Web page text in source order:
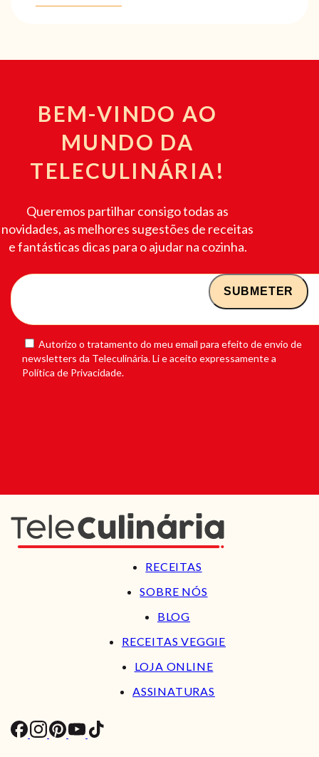
BEM-VINDO AO
MUNDO DA
TELECULINÁRIA!
Queremos partilhar consigo todas as
novidades, as melhores sugestões de receitas
e fantásticas dicas para o ajudar na cozinha.
Autorizo o tratamento do meu email para efeito de envio de
newsletters da Teleculinária. Li e aceito expressamente a
Política de Privacidade.
RECEITAS
SOBRE NÓS
BLOG
RECEITAS VEGGIE
LOJA ONLINE
ASSINATURAS